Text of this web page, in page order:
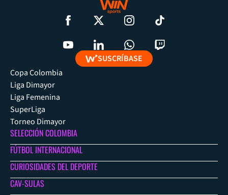
SUSCRÍBASE
Copa Colombia
Liga Dimayor
Liga Femenina
SuperLiga
Torneo Dimayor
SELECCIÓN COLOMBIA
FÚTBOL INTERNACIONAL
CURIOSIDADES DEL DEPORTE
CAV-SULAS